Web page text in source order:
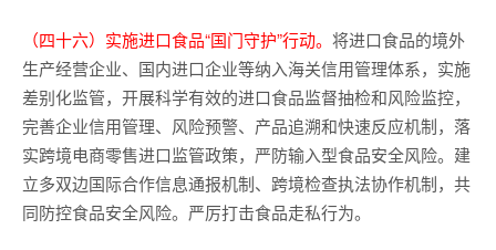
（四十六）实施进口食品“国门守护”行动。 将进口食品的境外
生产经营企业、国内进口企业等纳入海关信用管理体系，实施
差别化监管，开展科学有效的进口食品监督抽检和风险监控，
完善企业信用管理、风险预警、产品追溯和快速反应机制，落
实跨境电商零售进口监管政策，严防输入型食品安全风险。建
立多双边国际合作信息通报机制、跨境检查执法协作机制，共
同防控食品安全风险。严厉打击食品走私行为。